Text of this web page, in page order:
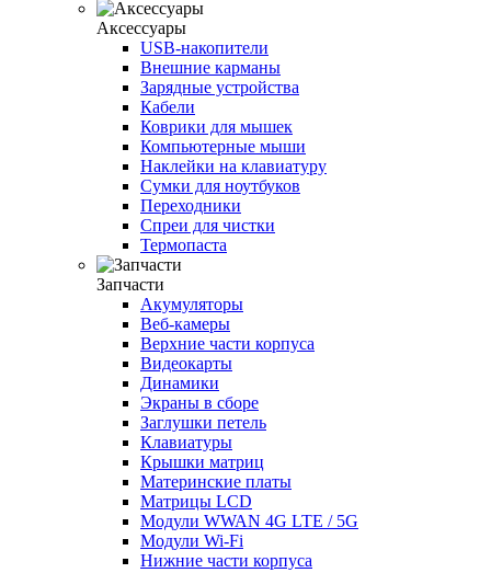
Аксессуары
USB-накопители
Внешние карманы
Зарядные устройства
Кабели
Коврики для мышек
Компьютерные мыши
Наклейки на клавиатуру
Cумки для ноутбуков
Переходники
Спреи для чистки
Термопаста
Запчасти
Акумуляторы
Веб-камеры
Верхние части корпуса
Видеокарты
Динамики
Экраны в сборе
Заглушки петель
Клавиатуры
Крышки матриц
Материнские платы
Матрицы LCD
Модули WWAN 4G LTE / 5G
Модули Wi-Fi
Нижние части корпуса